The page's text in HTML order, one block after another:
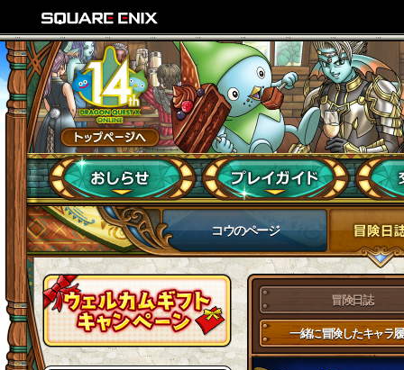
コウのページ
冒険日誌
一緒に冒険したキャラ